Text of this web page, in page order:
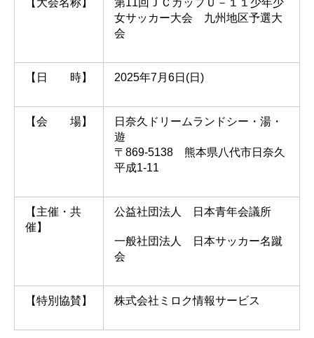
【大会名称】
第11回ＪＣカップＵ－１１少年少
女サッカー大会 九州地区予選大
会
【日 時】 2025年7月6日(日)
【会 場】
日奈久ドリームランドシー・湯・
遊
〒869-5138 熊本県八代市日奈久
平成1-11
【主催・共
催】
公益社団法人 日本青年会議所
一般社団法人 日本サッカー名蹴
会
【特別協賛】 株式会社ミロク情報サービス